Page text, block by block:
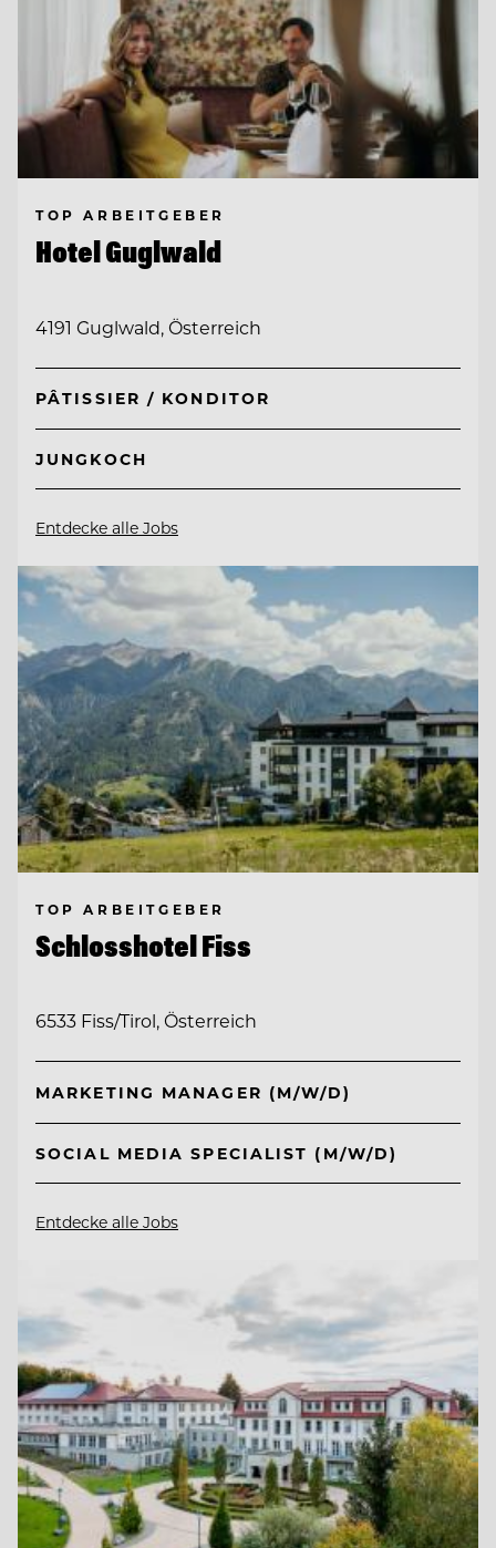
TOP ARBEITGEBER
Hotel Guglwald
4191 Guglwald, Österreich
PÂTISSIER / KONDITOR
JUNGKOCH
Entdecke alle Jobs
TOP ARBEITGEBER
Schlosshotel Fiss
6533 Fiss/Tirol, Österreich
MARKETING MANAGER (M/W/D)
SOCIAL MEDIA SPECIALIST (M/W/D)
Entdecke alle Jobs